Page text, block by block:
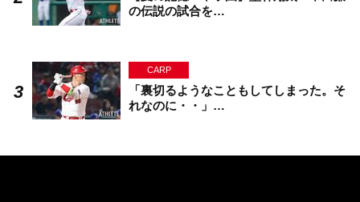
の伝説の試合を…
CARP
「裏切るようなこともしてしまった。そ
れなのに・・」…